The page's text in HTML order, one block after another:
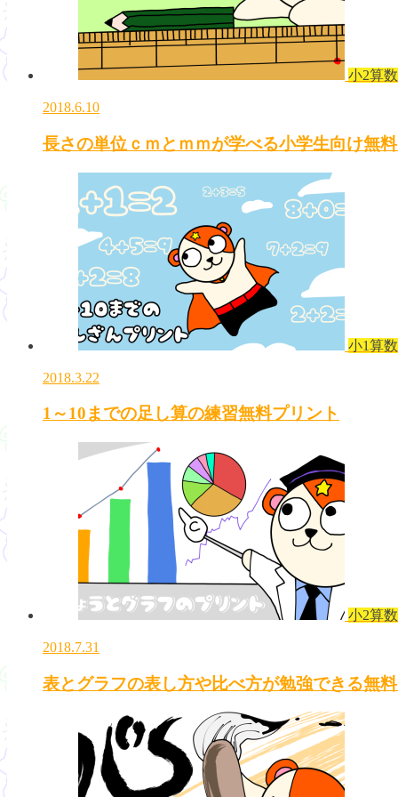
小2算数
2018.6.10
長さの単位ｃｍとｍｍが学べる小学生向け無
小1算数
2018.3.22
1～10までの足し算の練習無料プリント
小2算数
2018.7.31
表とグラフの表し方や比べ方が勉強できる無